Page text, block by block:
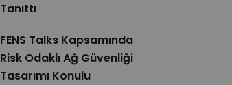
Tanıttı
FENS Talks Kapsamında
Risk Odaklı Ağ Güvenliği
Tasarımı Konulu